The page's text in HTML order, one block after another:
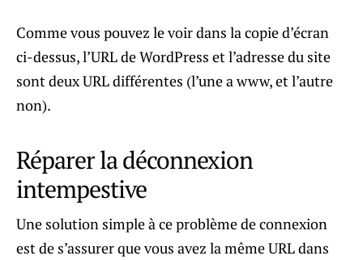
Comme vous pouvez le voir dans la copie d’écran
ci-dessus, l’URL de WordPress et l’adresse du site
sont deux URL différentes (l’une a www, et l’autre
non).
Réparer la déconnexion
intempestive
Une solution simple à ce problème de connexion
est de s’assurer que vous avez la même URL dans